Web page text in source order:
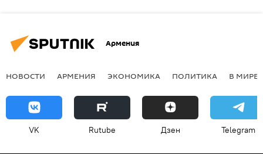
Армения
НОВОСТИ АРМЕНИЯ ЭКОНОМИКА ПОЛИТИКА В МИРЕ
VK Rutube Дзен Telegram